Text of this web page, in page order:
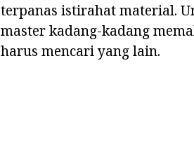
terpanas istirahat material.
master kadang-kadang
harus mencari yang lain.